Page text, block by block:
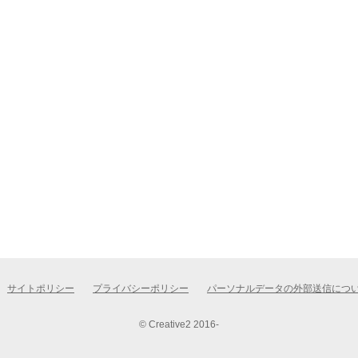
サイトポリシー プライバシーポリシー パーソナルデータの外部送信につ
© Creative2 2016-